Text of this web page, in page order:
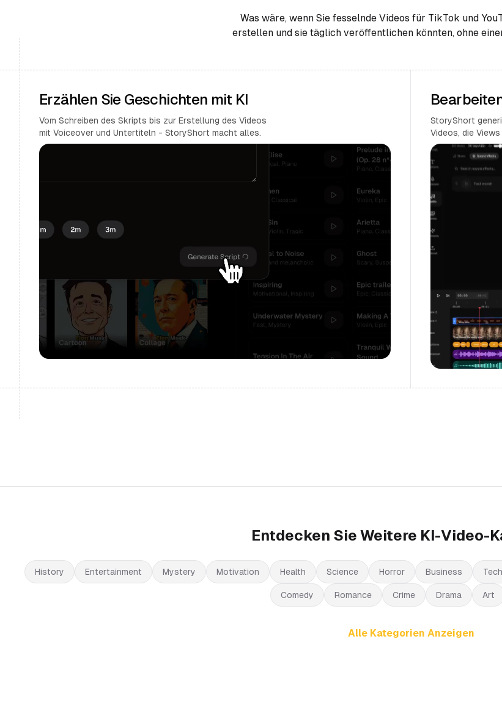
Was wäre, wenn Sie fesselnde Videos für TikTok und
erstellen und sie täglich veröffentlichen könnten, ohne
Erzählen Sie Geschichten mit KI
Vom Schreiben des Skripts bis zur Erstellung des Videos
mit Voiceover und Untertiteln - StoryShort macht alles.
StoryShort
Videos, die
Entdecken Sie Weitere KI-Video-
History Entertainment Mystery Motivation Health Science Horror Business
Comedy Romance Crime Drama Art
Alle Kategorien Anzeigen